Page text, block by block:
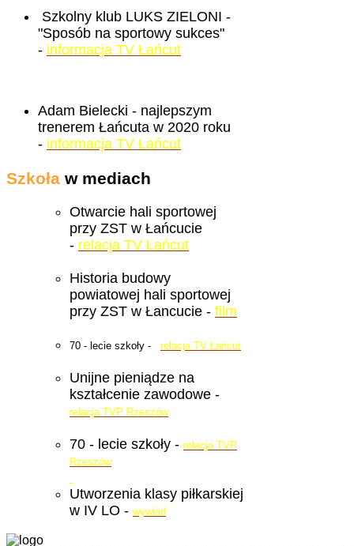
Szkolny klub LUKS ZIELONI -
"Sposób na sportowy sukces"
- informacja TV Łańcut
Adam Bielecki - najlepszym
trenerem Łańcuta w 2020 roku
- informacja TV Łańcut
Szkoła w mediach
Otwarcie hali sportowej
przy ZST w Łańcucie
- relacja TV Łańcut
Historia budowy
powiatowej hali sportowej
przy ZST w Łancucie - film
70 - lecie szkoły - relacja TV Łańcut
Unijne pieniądze na
kształcenie zawodowe -
relacja TVP Rzeszów
70 - lecie szkoły - relacja TVP
Rzeszów
Utworzenia klasy piłkarskiej
w IV LO - wywiad